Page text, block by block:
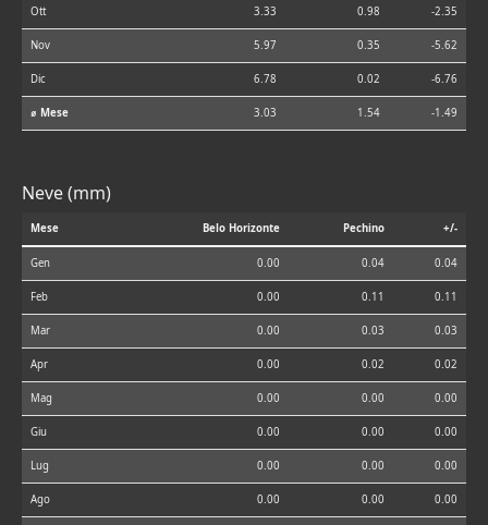
Ott 3.33 0.98 -2.35
Nov 5.97 0.35 -5.62
Dic 6.78 0.02 -6.76
⌀ Mese 3.03 1.54 -1.49
Neve (mm)
Mese Belo Horizonte Pechino +/-
Gen 0.00 0.04 0.04
Feb 0.00 0.11 0.11
Mar 0.00 0.03 0.03
Apr 0.00 0.02 0.02
Mag 0.00 0.00 0.00
Giu 0.00 0.00 0.00
Lug 0.00 0.00 0.00
Ago 0.00 0.00 0.00